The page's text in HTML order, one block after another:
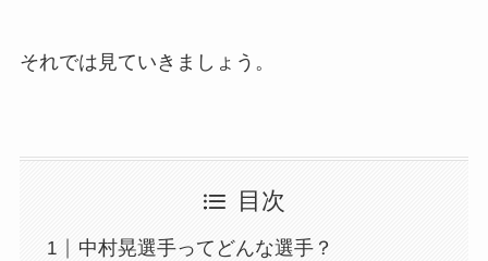
それでは見ていきましょう。
目次
中村晃選手ってどんな選手？